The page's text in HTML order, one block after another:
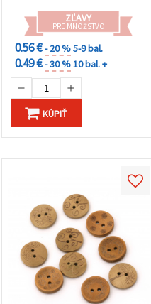
ZĽAVY
PRE MNOŽSTVO
0.56 €- 20 %5-9 bal.
0.49 €- 30 %10 bal. +
KÚPIŤ